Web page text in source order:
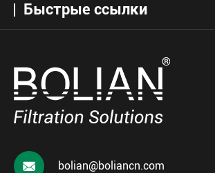
Быстрые ссылки
 bolian@boliancn.com